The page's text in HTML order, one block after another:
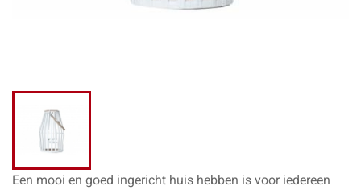
Een mooi en goed ingericht huis hebben is voor iedereen